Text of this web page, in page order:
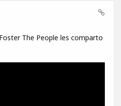
The People les comparto